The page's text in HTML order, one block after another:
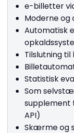
e-billetter
Moderne og
Automatisk
Tilslutning
Statistisk
Som
supplement
API)
Skærme og